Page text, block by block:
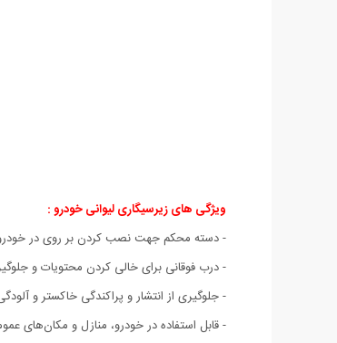
ویژگی های زیرسیگاری لیوانی خودرو :
- دسته محکم جهت نصب کردن بر روی در
- درب فوقانی برای خالی کردن محتویات و
- جلوگیری از انتشار و پراکندگی خاکستر و
- قابل استفاده در خودرو، منازل و مکان‌های